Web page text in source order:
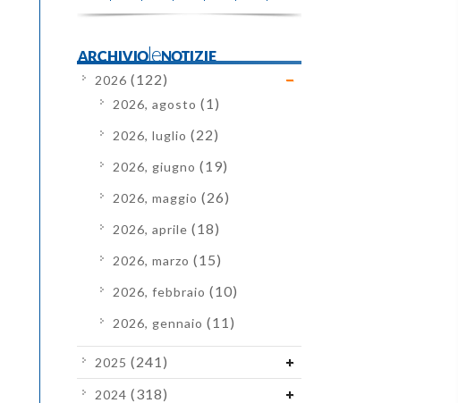
ARCHIVIOleNOTIZIE
2026 (122)
2026, agosto (1)
2026, luglio (22)
2026, giugno (19)
2026, maggio (26)
2026, aprile (18)
2026, marzo (15)
2026, febbraio (10)
2026, gennaio (11)
2025 (241)
2024 (318)